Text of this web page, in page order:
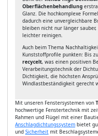
Oberflächenbehandlung
Glanz. Die hochkomplexe Formel
dadurch eine unvergleichbare
bleiben nicht nur länger
leichter reinigen.
Auch beim Thema
Kunststoffprofile punkten: Bis zu
recycelt, was einen positiven
Verarbeitungstechnik der
Dichtigkeit, die höchsten
Windlastbeständigkeit gerecht
Mit unseren Fenstersystemen von
hochwertige Fenstertechnik mit
Rahmen und Flügel mit einer
Anschlagdichtungssystem bietet
und Sicherheit mit